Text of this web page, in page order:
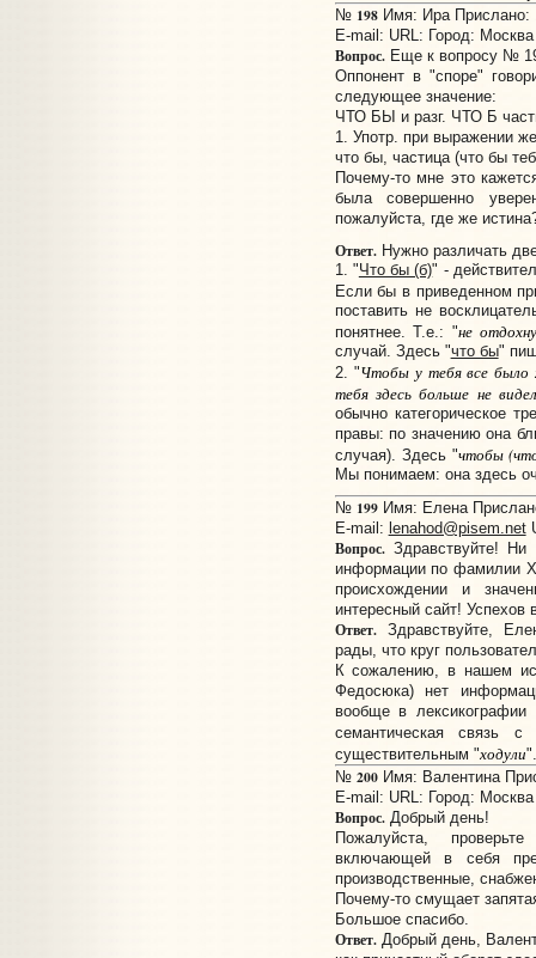
№ 198Имя: Ира Прислано:
E-mail: URL: Город: Москва
Вопрос.Еще к вопросу №
Оппонент в "споре"
следующее значение:
ЧТО БЫ и разг. ЧТО Б
1. Употр. при выражении
что бы, частица (что бы
Почему-то мне это
была совершенно
пожалуйста, где же
Ответ.Нужно различать
1. "Что бы (б)" -
Если бы в приведенном
поставить не
понятнее. Т.е.: "не
случай. Здесь "что бы"
2. "Чтобы у тебя все
тебя здесь больше не
обычно категорическое
правы: по значению она
случая). Здесь "чтобы
Мы понимаем: она здесь
№ 199Имя: Елена
E-mail: lenahod@pisem.net
Вопрос.Здравствуйте! Ни
информации по фамилии
происхождении и
интересный сайт! Успехов
Ответ.Здравствуйте,
рады, что круг
К сожалению, в нашем
Федосюка) нет
вообще в
семантическая связь
существительным "ходули".
№ 200Имя: Валентина
E-mail: URL: Город: Москва
Вопрос.Добрый день!
Пожалуйста,
включающей в себя
производственные,
Почему-то смущает
Большое спасибо.
Ответ.Добрый день,